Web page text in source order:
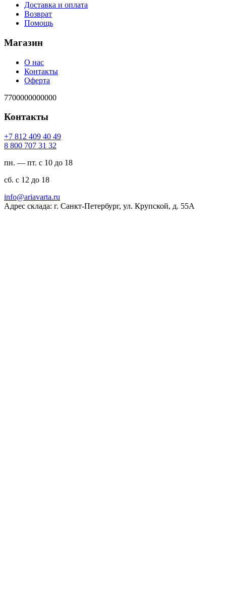
Доставка и оплата
Возврат
Помощь
Магазин
О нас
Контакты
Оферта
7700000000000
Контакты
94 04 904 218 7+
23 13 707 008 8
пн. — пт. с 10 до 18
сб. с 12 до 18
ur.atravaira@ofni
Адрес склада: г. Санкт-Петербург, ул. Крупской, д. 55А